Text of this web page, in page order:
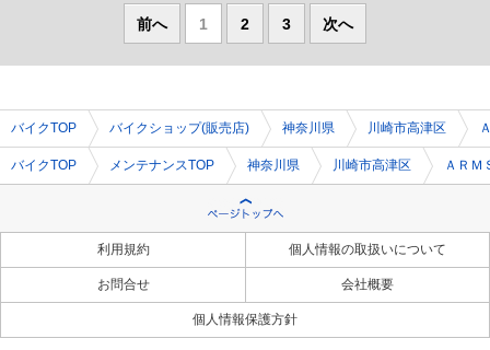
前へ 1 2 3 次へ
バイクTOP バイクショップ(販売店) 神奈川県 川崎市高津区
バイクTOP メンテナンスTOP 神奈川県 川崎市高津区 ＡＲＭ
利用規約 個人情報の取扱いについて
お問合せ 会社概要
個人情報保護方針